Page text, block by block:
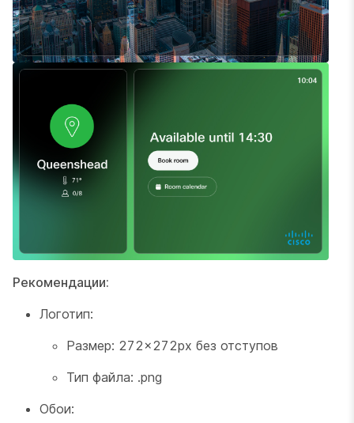
Рекомендации:
Логотип:
Размер: 272×272px без отступов
Тип файла: .png
Обои: